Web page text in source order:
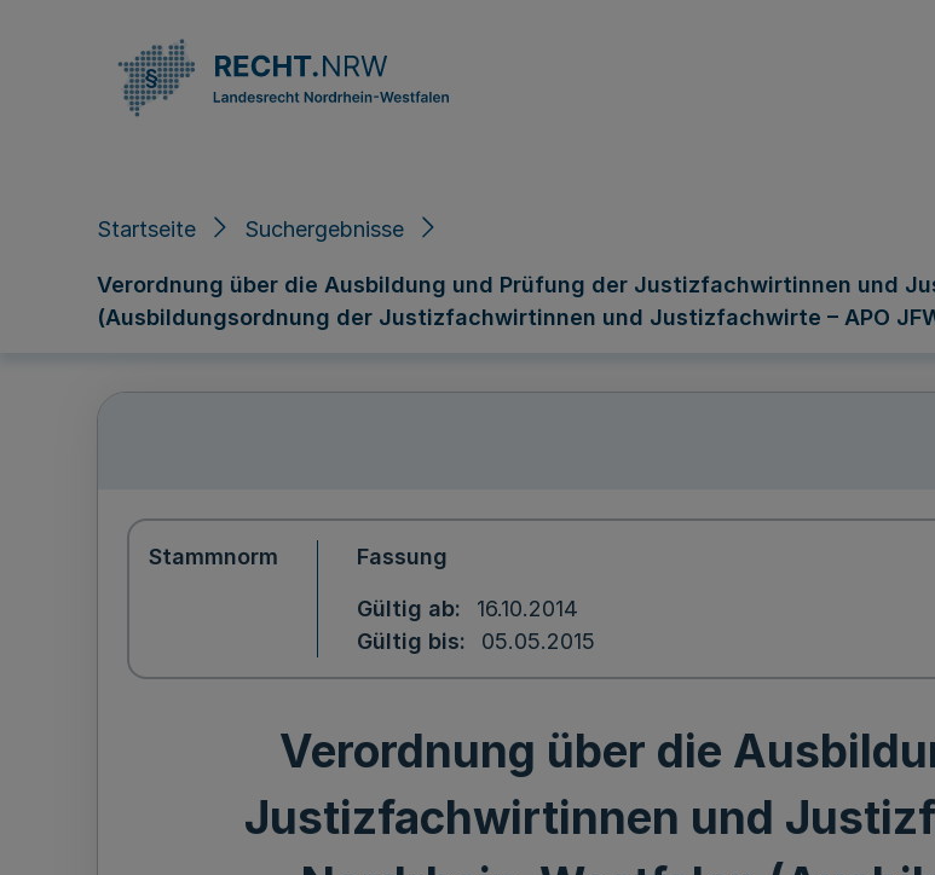
Startseite Suchergebnisse
Verordnung über die Ausbildung und Prüfung der Justizfachwirtinnen und
(Ausbildungsordnung der Justizfachwirtinnen und Justizfachwirte – APO
Stammnorm Fassung
Gültig ab
16.10.2014
Gültig bis
05.05.2015
Verordnung über die
Justizfachwirtinnen und